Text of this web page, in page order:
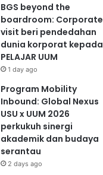
BGS beyond the
boardroom: Corporate
visit beri pendedahan
dunia korporat kepada
PELAJAR UUM
1 day ago
Program Mobility
Inbound: Global Nexus
USU x UUM 2026
perkukuh sinergi
akademik dan budaya
serantau
2 days ago